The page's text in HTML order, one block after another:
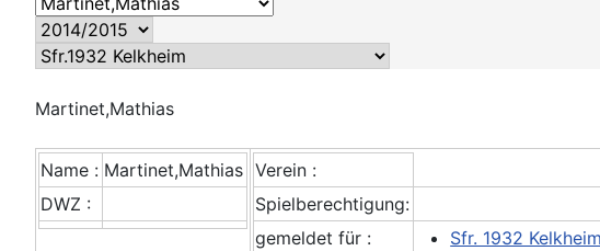
Martinet,Mathias
Name : Martinet,Mathias
DWZ :
Verein :
Spielberechtigung:
gemeldet für :
Sfr. 1932